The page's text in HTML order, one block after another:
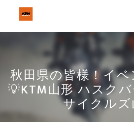
秋田県の皆様！イ
💡KTM山形 ハスク
サイクルズ